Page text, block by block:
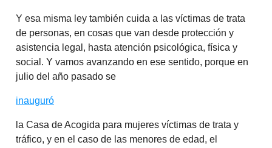
Y esa misma ley también cuida a las víctimas de trata
de personas, en cosas que van desde protección y
asistencia legal, hasta atención psicológica, física y
social. Y vamos avanzando en ese sentido, porque en
julio del año pasado se
inauguró
la Casa de Acogida para mujeres víctimas de trata y
tráfico, y en el caso de las menores de edad, el